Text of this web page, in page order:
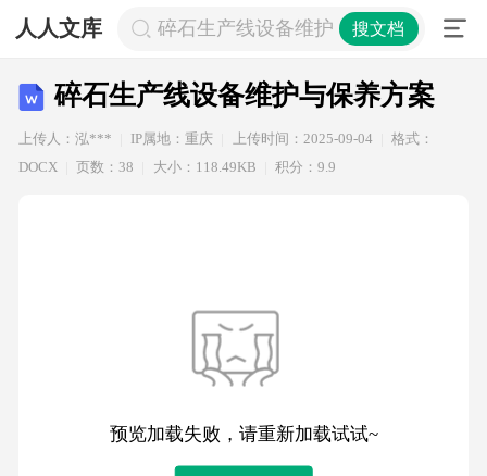
人人文库 碎石生产线设备维护与保养方案
搜文档
碎石生产线设备维护与保养方案
上传人：泓*** IP属地：重庆 上传时间：2025-09-04
格式：
DOCX
页数：38 大小：118.49KB 积分：9.9
预览加载失败，请重新加载试试~